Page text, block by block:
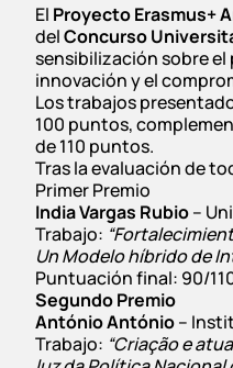
El Proyecto Erasmus+
delConcurso
sensibilización sobre el
innovación y el
Los trabajos
100 puntos,
de 110 puntos.
Tras la evaluación de
Primer Premio
India Vargas Rubio–
Trabajo:
Un Modelo híbrido de
Puntuación final: 90/
Segundo Premio
António António–
Trabajo: “Criação e